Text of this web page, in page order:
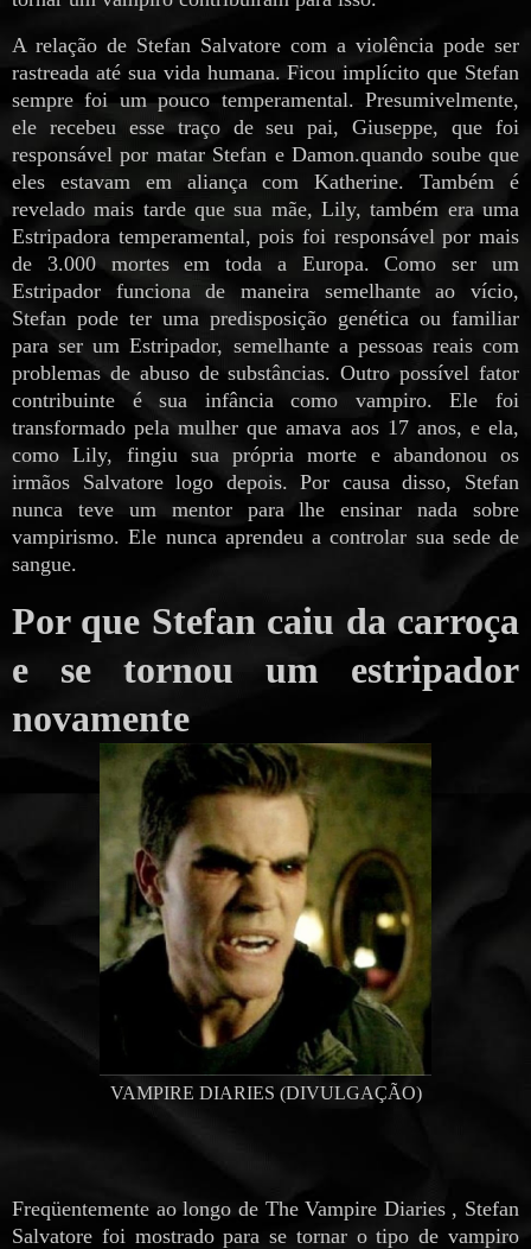
A relação de Stefan Salvatore com a violência pode ser
rastreada até sua vida humana. Ficou implícito que Stefan
sempre foi um pouco temperamental. Presumivelmente,
ele recebeu esse traço de seu pai, Giuseppe, que foi
responsável por matar Stefan e Damon.quando soube que
eles estavam em aliança com Katherine. Também é
revelado mais tarde que sua mãe, Lily, também era uma
Estripadora temperamental, pois foi responsável por mais
de 3.000 mortes em toda a Europa. Como ser um
Estripador funciona de maneira semelhante ao vício,
Stefan pode ter uma predisposição genética ou familiar
para ser um Estripador, semelhante a pessoas reais com
problemas de abuso de substâncias. Outro possível fator
contribuinte é sua infância como vampiro. Ele foi
transformado pela mulher que amava aos 17 anos, e ela,
como Lily, fingiu sua própria morte e abandonou os
irmãos Salvatore logo depois. Por causa disso, Stefan
nunca teve um mentor para lhe ensinar nada sobre
vampirismo. Ele nunca aprendeu a controlar sua sede de
sangue.
Por que Stefan caiu da carroça
e se tornou um estripador
novamente
VAMPIRE DIARIES (DIVULGAÇÃO)
Freqüentemente ao longo de The Vampire Diaries , Stefan
Salvatore foi mostrado para se tornar o tipo de vampiro